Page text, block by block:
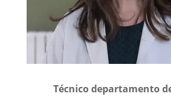
Técnico departamento